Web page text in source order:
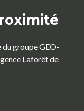
groupe GEO-
Laforêt de